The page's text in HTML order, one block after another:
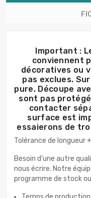
Important :
conviennent
décoratives ou
pas exclues.
pure. Découpe
sont pas
contacter
surface est
essaierons de
Tolérance de longueur
Besoin d'une autre
nous écrire. Notre
programme de stock